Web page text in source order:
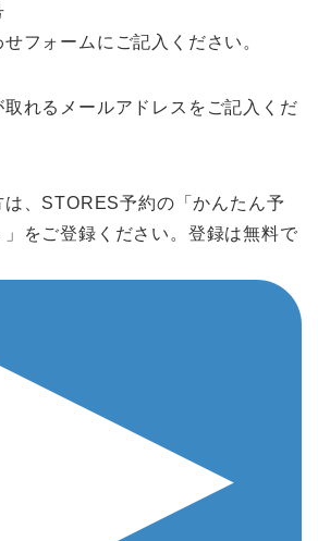
フォームにご記入ください。
れるメールアドレスをご記入くだ
は、STORES予約の「かんたん予
をご登録ください。登録は無料で